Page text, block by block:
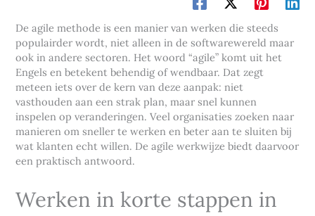
De agile methode is een manier van werken die steeds
populairder wordt, niet alleen in de softwarewereld maar
ook in andere sectoren. Het woord “agile” komt uit het
Engels en betekent behendig of wendbaar. Dat zegt
meteen iets over de kern van deze aanpak: niet
vasthouden aan een strak plan, maar snel kunnen
inspelen op veranderingen. Veel organisaties zoeken naar
manieren om sneller te werken en beter aan te sluiten bij
wat klanten echt willen. De agile werkwijze biedt daarvoor
een praktisch antwoord.
Werken in korte stappen in